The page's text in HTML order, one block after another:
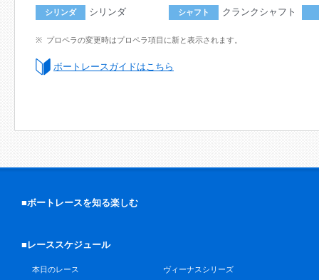
シリンダ シリンダ シャフト クランクシャフト
プロペラの変更時はプロペラ項目に新と表示されます。
ボートレースガイドはこちら
■ボートレースを知る楽しむ
■レーススケジュール
本日のレース
ヴィーナスシリーズ